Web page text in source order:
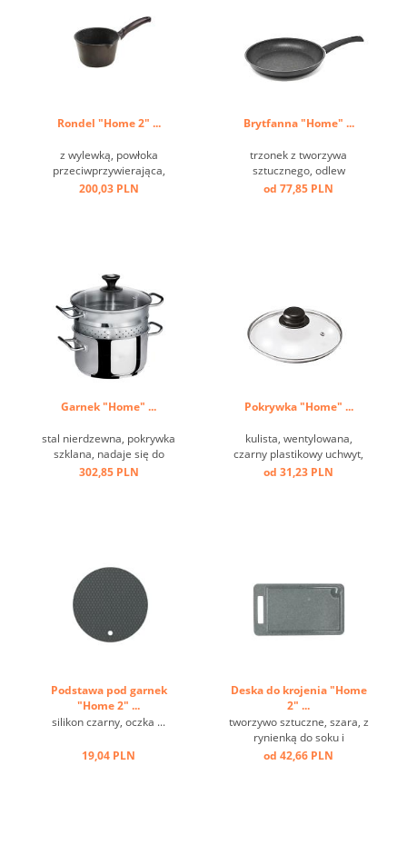
Rondel "Home 2" ...
z wylewką, powłoka
przeciwprzywierająca,
trzonek z tworzywa
200,03 PLN
Brytfanna "Home" ...
trzonek z tworzywa
sztucznego, odlew
aluminiowy, przeciw
od 77,85 PLN
Garnek "Home" ...
stal nierdzewna, pokrywka
szklana, nadaje się do
indukcji ...
302,85 PLN
Pokrywka "Home" ...
kulista, wentylowana,
czarny plastikowy uchwyt,
szkło, obręcz ze stali
od 31,23 PLN
Podstawa pod garnek
"Home 2" ...
silikon czarny, oczka ...
19,04 PLN
Deska do krojenia "Home
2" ...
tworzywo sztuczne, szara, z
rynienką do soku i
uchwytem ...
od 42,66 PLN